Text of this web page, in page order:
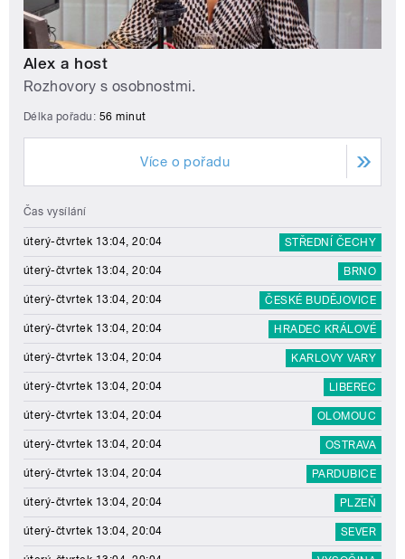
Alex a host
Rozhovory s osobnostmi.
Délka pořadu: 56 minut
Více o pořadu
Čas vysílání
úterý-čtvrtek 13:04, 20:04 STŘEDNÍ ČECHY
úterý-čtvrtek 13:04, 20:04 BRNO
úterý-čtvrtek 13:04, 20:04 ČESKÉ BUDĚJOVICE
úterý-čtvrtek 13:04, 20:04 HRADEC KRÁLOVÉ
úterý-čtvrtek 13:04, 20:04 KARLOVY VARY
úterý-čtvrtek 13:04, 20:04 LIBEREC
úterý-čtvrtek 13:04, 20:04 OLOMOUC
úterý-čtvrtek 13:04, 20:04 OSTRAVA
úterý-čtvrtek 13:04, 20:04 PARDUBICE
úterý-čtvrtek 13:04, 20:04 PLZEŇ
úterý-čtvrtek 13:04, 20:04 SEVER